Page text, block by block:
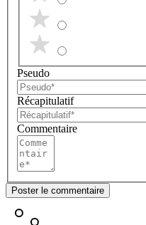
Pseudo
Récapitulatif
Commentaire
Poster le commentaire